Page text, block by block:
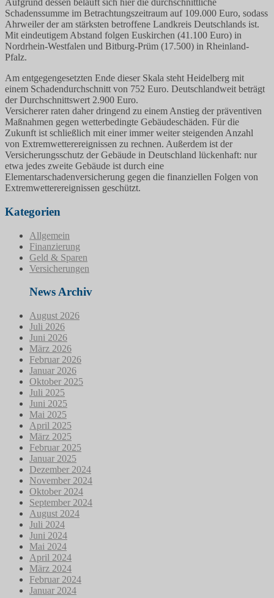
Aufgrund dessen beläuft sich hier die durchschnittliche
Schadenssumme im Betrachtungszeitraum auf 109.000 Euro, sodass
Ahrweiler der am stärksten betroffene Landkreis Deutschlands ist.
Mit eindeutigem Abstand folgen Euskirchen (41.100 Euro) in
Nordrhein-Westfalen und Bitburg-Prüm (17.500) in Rheinland-
Pfalz.
Am entgegengesetzten Ende dieser Skala steht Heidelberg mit
einem Schadendurchschnitt von 752 Euro. Deutschlandweit beträgt
der Durchschnittswert 2.900 Euro.
Versicherer raten daher dringend zu einem Anstieg der präventiven
Maßnahmen gegen wetterbedingte Gebäudeschäden. Für die
Zukunft ist schließlich mit einer immer weiter steigenden Anzahl
von Extremwetterereignissen zu rechnen. Außerdem ist der
Versicherungsschutz der Gebäude in Deutschland lückenhaft: nur
etwa jedes zweite Gebäude ist durch eine
Elementarschadenversicherung gegen die finanziellen Folgen von
Extremwetterereignissen geschützt.
Kategorien
Allgemein
Finanzierung
Geld & Sparen
Versicherungen
News Archiv
August 2026
Juli 2026
Juni 2026
März 2026
Februar 2026
Januar 2026
Oktober 2025
Juli 2025
Juni 2025
Mai 2025
April 2025
März 2025
Februar 2025
Januar 2025
Dezember 2024
November 2024
Oktober 2024
September 2024
August 2024
Juli 2024
Juni 2024
Mai 2024
April 2024
März 2024
Februar 2024
Januar 2024